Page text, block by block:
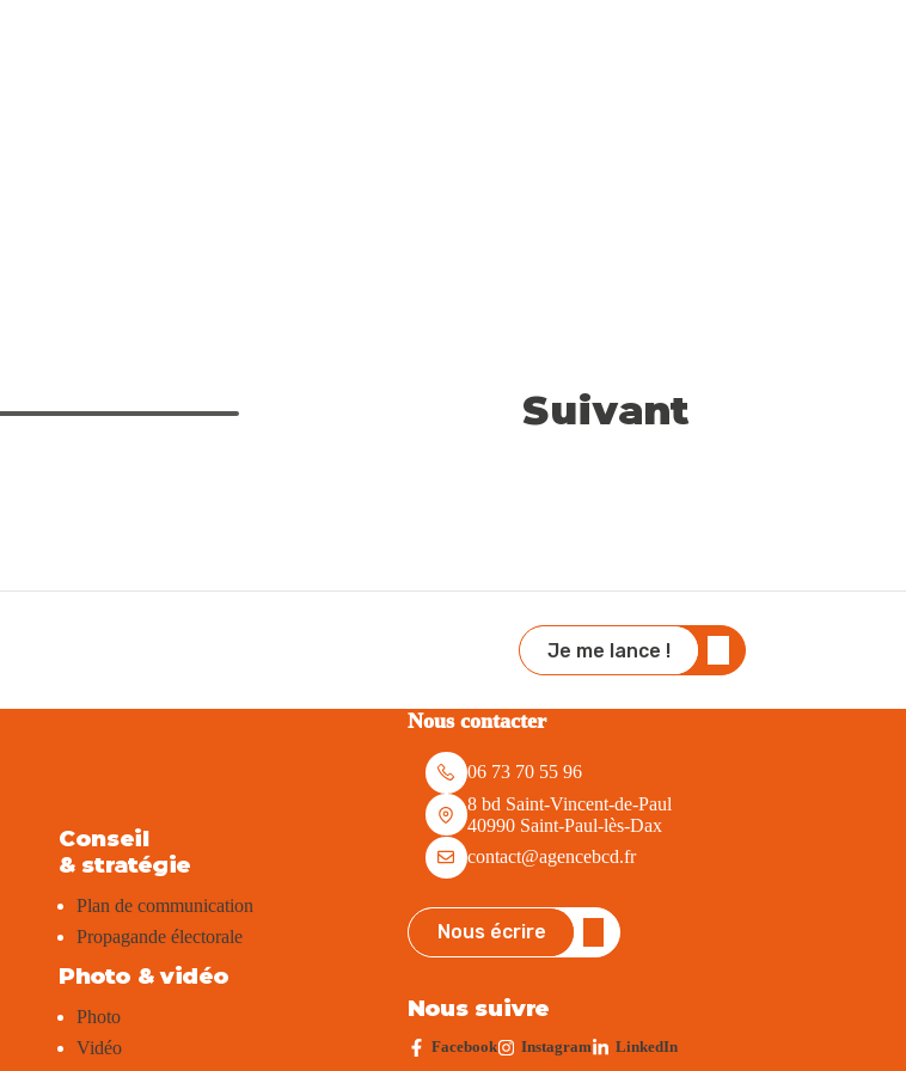
Suivant
Je me lance !
Conseil
& stratégie
Plan de communication
Propagande électorale
Photo & vidéo
Photo
Vidéo
Nous contacter
06 73 70 55 96
8 bd Saint-Vincent-de-Paul
40990 Saint-Paul-lès-Dax
contact@agencebcd.fr
Nous écrire
Nous suivre